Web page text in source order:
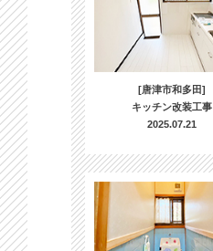
[唐津市和多田]
キッチン改装工事
2025.07.21